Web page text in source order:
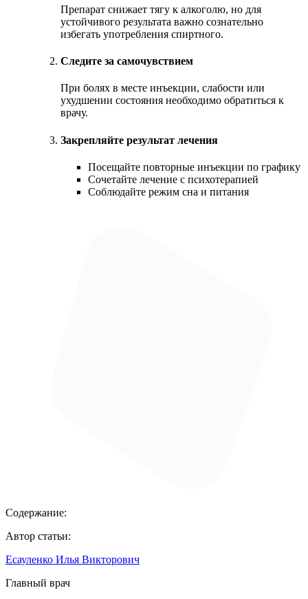
Препарат снижает тягу к алкоголю, но для
устойчивого результата важно сознательно
избегать употребления спиртного.
Следите за самочувствием
При болях в месте инъекции, слабости или
ухудшении состояния необходимо обратиться к
врачу.
Закрепляйте результат лечения
Посещайте повторные инъекции по графику
Сочетайте лечение с психотерапией
Соблюдайте режим сна и питания
Содержание:
Автор статьи:
Есауленко Илья Викторович
Главный врач